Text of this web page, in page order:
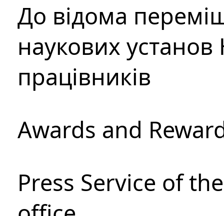
До відома
наукових установ
працівників
Awards and
Press Service of